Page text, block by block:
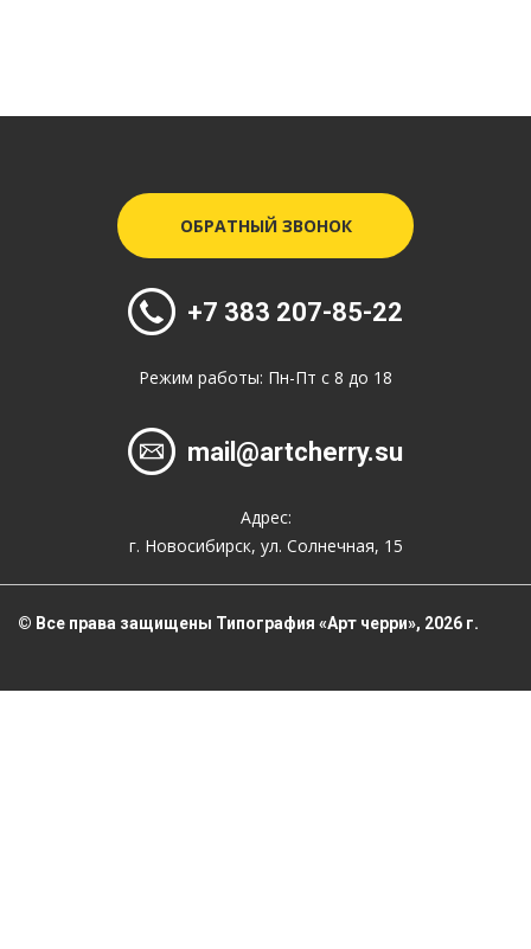
+7 383 207-85-22
Режим работы: Пн-Пт с 8 до 18
ОБРАТНЫЙ ЗВОНОК
mail@artcherry.su
Адрес:
г. Новосибирск, ул. Солнечная, 15
© Все права защищены Типография «Арт черри», 2026 г.